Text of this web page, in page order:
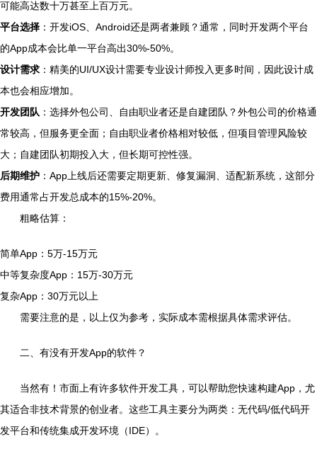
可能高达数十万甚至上百万元。
平台选择 ：开发iOS、Android还是两者兼顾？通常，同时开发两个平台
的App成本会比单一平台高出30%-50%。
设计需求 ：精美的UI/UX设计需要专业设计师投入更多时间，因此设计成
本也会相应增加。
开发团队 ：选择外包公司、自由职业者还是自建团队？外包公司的价格通
常较高，但服务更全面；自由职业者价格相对较低，但项目管理风险较
大；自建团队初期投入大，但长期可控性强。
后期维护 ：App上线后还需要定期更新、修复漏洞、适配新系统，这部分
费用通常占开发总成本的15%-20%。
粗略估算：
简单App：5万-15万元
中等复杂度App：15万-30万元
复杂App：30万元以上
需要注意的是，以上仅为参考，实际成本需根据具体需求评估。
二、有没有开发App的软件？
当然有！市面上有许多软件开发工具，可以帮助您快速构建App，尤
其适合非技术背景的创业者。这些工具主要分为两类：无代码/低代码开
发平台和传统集成开发环境（IDE）。